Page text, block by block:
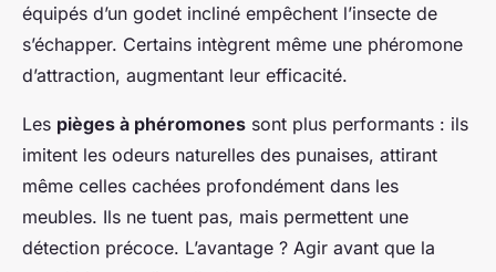
équipés d’un godet incliné empêchent l’insecte de
s’échapper. Certains intègrent même une phéromone
d’attraction, augmentant leur efficacité.
Les pièges à phéromones sont plus performants : ils
imitent les odeurs naturelles des punaises, attirant
même celles cachées profondément dans les
meubles. Ils ne tuent pas, mais permettent une
détection précoce. L’avantage ? Agir avant que la